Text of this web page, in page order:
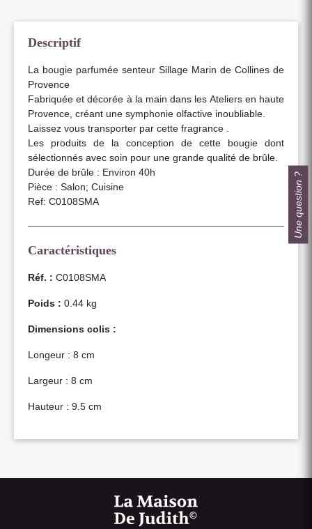
Descriptif
La bougie parfumée senteur Sillage Marin de Collines de
Provence
Fabriquée et décorée à la main dans les Ateliers en haute
Provence, créant une symphonie olfactive inoubliable.
Laissez vous transporter par cette fragrance .
Les produits de la conception de cette bougie dont
sélectionnés avec soin pour une grande qualité de brûle.
Durée de brûle : Environ 40h
Pièce : Salon; Cuisine
Ref: C0108SMA
Caractéristiques
Réf. : C0108SMA
Poids : 0.44 kg
Dimensions colis :
Longeur : 8 cm
Largeur : 8 cm
Hauteur : 9.5 cm
Une question ?